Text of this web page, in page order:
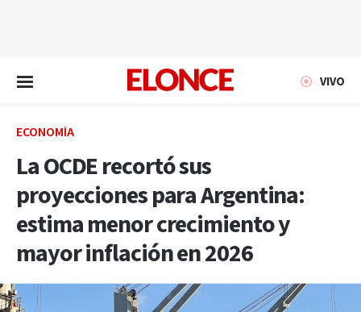
VIVO
ECONOMÍA
La OCDE recortó sus
proyecciones para Argentina:
estima menor crecimiento y
mayor inflación en 2026